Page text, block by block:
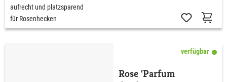
aufrecht und platzsparend
für Rosenhecken
verfügbar
Rose 'Parfum